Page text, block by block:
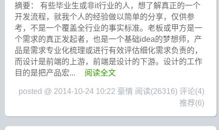
摘要： 有些毕业生或非it行业的人，想了解真正的一个
开发流程，就我个人的经验做以简单的分享，仅供参
考，不是一个覆盖全行业的事实标准。老板或甲方是一
个需求的真正发起者，也是一个基础idea的梦想师，产
品是需求专业化梳理或进行有效评估细化需求负责的，
而设计是前端的上游，前端是设计的下游。设计的工作
目的是把产品宏...
阅读全文
posted @ 2014-10-24 10:22 豪情 阅读(26316) 评论(4)
推荐(6)